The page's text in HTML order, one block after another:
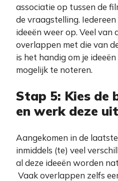
associatie op tussen de
de vraagstelling.
ideeën weer op. Veel van
overlappen met die van
is het handig om je
mogelijk te noteren.
Stap 5: Kies de
en werk deze uit
Aangekomen in de
inmiddels (te) veel
al deze ideeën worden
Vaak overlappen zelfs